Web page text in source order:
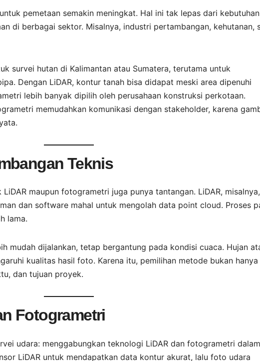
pemetaan semakin meningkat. Hal ini tak lepas dari kebutuhan
di berbagai sektor. Misalnya, industri pertambangan, kehutanan,
survei hutan di Kalimantan atau Sumatera, terutama untuk
Dengan LiDAR, kontur tanah bisa didapat meski area dipenuhi
lebih banyak dipilih oleh perusahaan konstruksi perkotaan.
memudahkan komunikasi dengan stakeholder, karena
Teknis
maupun fotogrametri juga punya tantangan. LiDAR, misalnya,
dan software mahal untuk mengolah data point cloud. Proses
lama.
mudah dijalankan, tetap bergantung pada kondisi cuaca. Hujan
kualitas hasil foto. Karena itu, pemilihan metode bukan hanya
dan tujuan proyek.
Fotogrametri
udara: menggabungkan teknologi LiDAR dan fotogrametri
LiDAR untuk mendapatkan data kontur akurat, lalu foto udara